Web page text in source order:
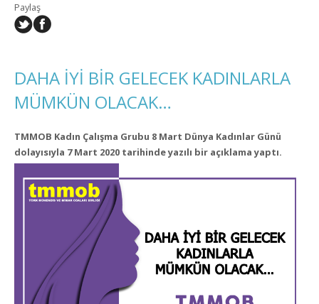
Paylaş
DAHA İYİ BİR GELECEK KADINLARLA
MÜMKÜN OLACAK…
TMMOB Kadın Çalışma Grubu 8 Mart Dünya Kadınlar Günü
dolayısıyla 7 Mart 2020 tarihinde yazılı bir açıklama yaptı.